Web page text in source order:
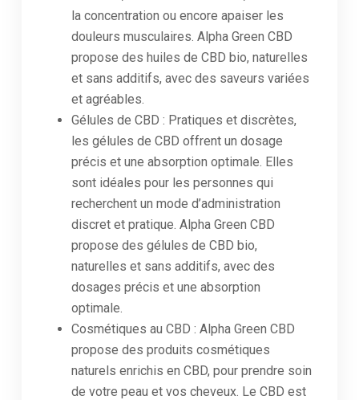
la concentration ou encore apaiser les
douleurs musculaires. Alpha Green CBD
propose des huiles de CBD bio, naturelles
et sans additifs, avec des saveurs variées
et agréables.
Gélules de CBD : Pratiques et discrètes,
les gélules de CBD offrent un dosage
précis et une absorption optimale. Elles
sont idéales pour les personnes qui
recherchent un mode d’administration
discret et pratique. Alpha Green CBD
propose des gélules de CBD bio,
naturelles et sans additifs, avec des
dosages précis et une absorption
optimale.
Cosmétiques au CBD : Alpha Green CBD
propose des produits cosmétiques
naturels enrichis en CBD, pour prendre soin
de votre peau et vos cheveux. Le CBD est